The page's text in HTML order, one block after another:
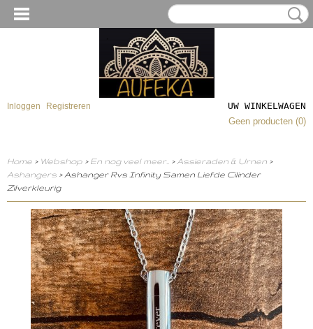
Inloggen Registreren
UW WINKELWAGEN
Geen producten (0)
Home > Webshop > En nog veel meer.. > Assieraden & Urnen >
Ashangers > Ashanger Rvs Infinity Samen Liefde Cilinder
Zilverkleurig